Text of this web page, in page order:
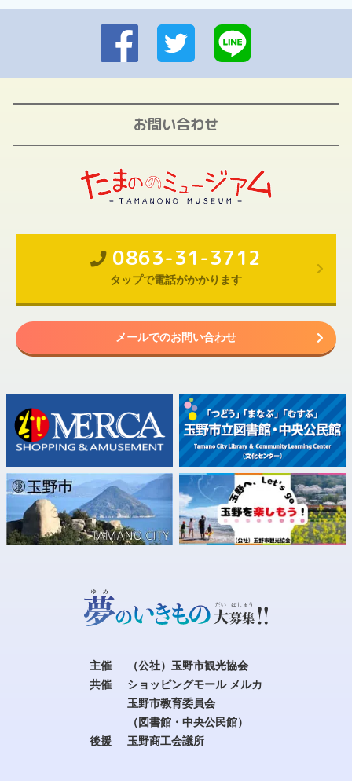
お問い合わせ
0863-31-3712
タップで電話がかかります
メールでのお問い合わせ
主催
（公社）玉野市観光協会
共催
ショッピングモール メルカ
玉野市教育委員会
（図書館・中央公民館）
後援
玉野商工会議所